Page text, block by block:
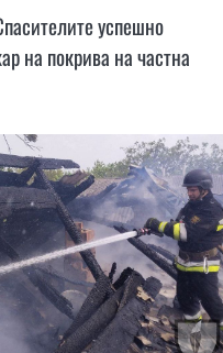
успешно
на покрива на частна